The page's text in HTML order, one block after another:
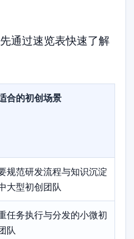
通过速览表快速了解
合的初创场景
规范研发流程与知识沉淀
大型初创团队
任务执行与分发的小微初
队